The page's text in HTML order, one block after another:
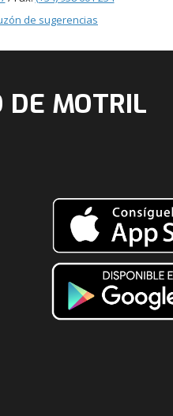
de sugerencias
DE MOTRIL